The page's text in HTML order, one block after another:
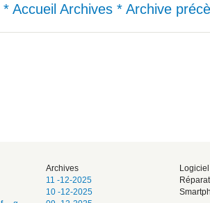
* Accueil Archives * Archive
Archives
11 -12-2025
10 -12-2025